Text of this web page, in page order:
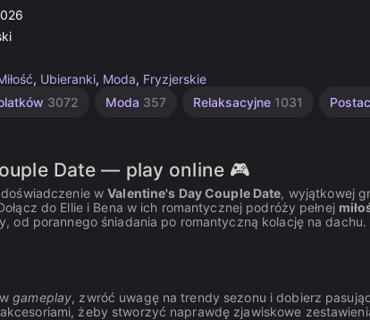
, Ubieranki, Moda, Fryzjerskie
3072 Moda 357 Relaksacyjne 1031
Date — play online 🎮
doświadczenie wValentine's Day Couple Date, wyjątkowej
do Ellie i Bena w ich romantycznej podróży pełnej
od porannego śniadania po romantyczną kolację na
wgameplay, zwróć uwagę na trendy sezonu i dobierz
żeby stworzyć naprawdę zjawiskowe